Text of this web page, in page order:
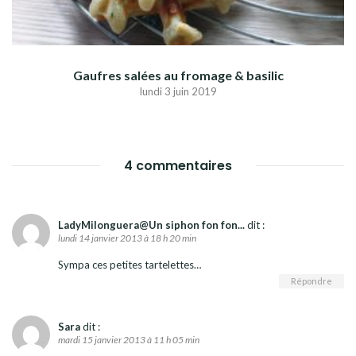
Gaufres salées au fromage & basilic
lundi 3 juin 2019
4 commentaires
LadyMilonguera@Un siphon fon fon...dit :
lundi 14 janvier 2013 à 18 h 20 min
Sympa ces petites tartelettes…
Répondre
Saradit :
mardi 15 janvier 2013 à 11 h 05 min